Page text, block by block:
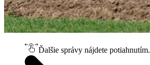
Ďalšie správy nájdete potiahnutím.